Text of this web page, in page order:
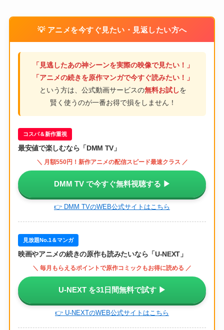
💡 アニメを今すぐ見たい・見返したい方へ
「見逃したあの神シーンを実際の映像で見たい！」
「アニメの続きを原作マンガで今すぐ読みたい！」
という方は、公式動画サービスの無料お試しを
賢く使うのが一番お得で損をしません！
コスパ＆新作重視
最安値で楽しむなら「DMM TV」
＼ 月額550円！新作アニメの配信スピード最速クラス ／
DMM TV で今すぐ無料視聴する ▶
👉 DMM TVのWEB公式サイトはこちら
見放題No.1＆マンガ
映画やアニメの続きの原作も読みたいなら「U-NEXT」
＼ 毎月もらえるポイントで原作コミックもお得に読める ／
U-NEXT を31日間無料で試す ▶
👉 U-NEXTのWEB公式サイトはこちら